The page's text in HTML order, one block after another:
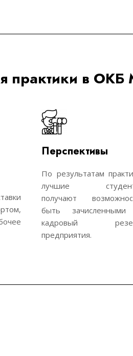
практики в ОКБ
Перспективы
По результатам
лучшие
получают
быть
кадровый
предприятия.